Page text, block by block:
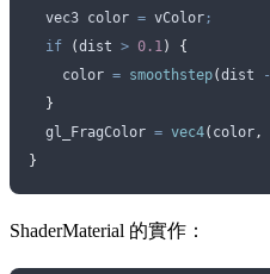
  vec3 color
= vColor;
  if
(dist > 0.1)
{
    color
= smoothstep(dist -
  }
  gl_FragColor
= vec4( color,
}
ShaderMaterial 的實作：